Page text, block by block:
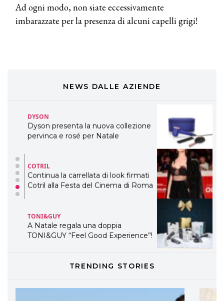
Ad ogni modo, non siate eccessivamente
imbarazzate per la presenza di alcuni capelli grigi!
NEWS DALLE AZIENDE
DAVINES
Davines presenta cofanetti beauty
WELLNESS CONGRESS 2022: I
DYSON
Dyson presenta la nuova collezione
pervinca e rosé per Natale
COTRIL
Continua la carrellata di look firmati
Cotril alla Festa del Cinema di Roma
TONI&GUY
A Natale regala una doppia
TONI&GUY “Feel Good Experience”!
LABEL.M lancia la sua innovativa ed
professionali
TRENDING STORIES